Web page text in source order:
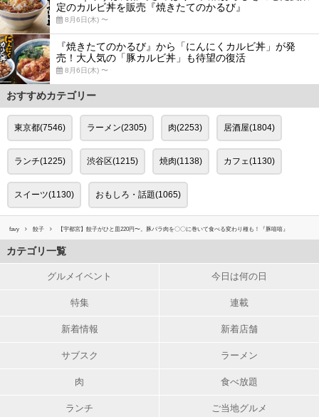
定のカルビ丼を販売『焼きたてのかるび』
8月6日(木) 〜
『焼きたてのかるび』から「にんにくカルビ丼」が発
売！大人気の「豚カルビ丼」も待望の復活
8月6日(木) 〜
おすすめカテゴリー
東京都(7546) ラーメン(2305) 肉(2253) 居酒屋(1804)
ランチ(1225) 渋谷区(1215) 焼肉(1138) カフェ(1130)
スイーツ(1130) おもしろ・話題(1065)
favy 餃子 【宇都宮】餃子がひと皿220円〜。豚バラ肉を〇〇に巻いて食べる変わり種も！『豚嘻嘻』
カテゴリ一覧
グルメイベント 今日は何の日
特集 連載
新着情報 新着店舗
サブスク ラーメン
肉 食べ放題
ランチ ご当地グルメ